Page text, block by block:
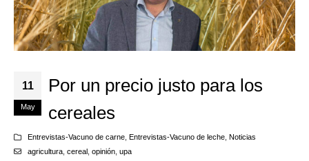
11
May
Por un precio justo para los
cereales
Entrevistas-Vacuno de carne, Entrevistas-Vacuno de leche, Noticias
agricultura, cereal, opinión, upa